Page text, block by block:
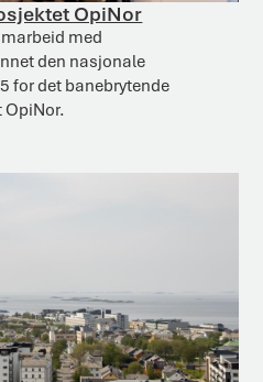
OpiNor
med
den nasjonale
for det banebrytende